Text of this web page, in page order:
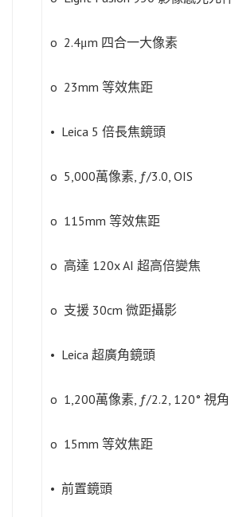
o 2.4μm 四合一大像素
o 23mm 等效焦距
• Leica 5 倍長焦鏡頭
o 5,000萬像素, ƒ/3.0, OIS
o 115mm 等效焦距
o 高達 120x AI 超高倍變焦
o 支援 30cm 微距攝影
• Leica 超廣角鏡頭
o 1,200萬像素, ƒ/2.2, 120° 視角
o 15mm 等效焦距
• 前置鏡頭